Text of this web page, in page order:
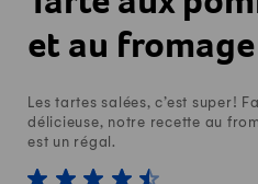
et au fromage
Les tartes salées, c’est super!
délicieuse, notre recette au
est un régal.
1 von 5 étoiles
2 von 5 étoiles
3 von 5 étoiles
4 von 5 étoiles
5 von 5 étoiles